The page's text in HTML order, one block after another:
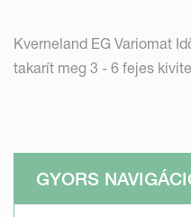
Kverneland EG Variomat
takarít meg 3 - 6 fejes
GYORS